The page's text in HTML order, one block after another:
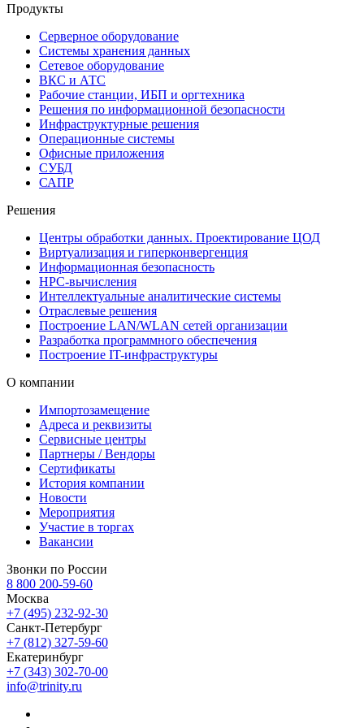
Продукты
Серверное оборудование
Системы хранения данных
Сетевое оборудование
ВКС и АТС
Рабочие станции, ИБП и оргтехника
Решения по информационной безопасности
Инфраструктурные решения
Операционные системы
Офисные приложения
СУБД
САПР
Решения
Центры обработки данных. Проектирование ЦОД
Виртуализация и гиперконвергенция
Информационная безопасность
HPC-вычисления
Интеллектуальные аналитические системы
Отраслевые решения
Построение LAN/WLAN сетей организации
Разработка программного обеспечения
Построение IT-инфраструктуры
О компании
Импортозамещение
Адреса и реквизиты
Сервисные центры
Партнеры / Вендоры
Сертификаты
История компании
Новости
Мероприятия
Участие в торгах
Вакансии
Звонки по России
8 800 200-59-60
Москва
+7 (495) 232-92-30
Санкт-Петербург
+7 (812) 327-59-60
Екатеринбург
+7 (343) 302-70-00
info@trinity.ru